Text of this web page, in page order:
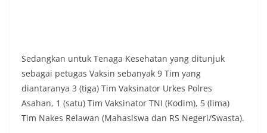
dimanfaatkan sebagai sarana deteksi dini (early
warning) guna mengantisipasi potensi gangguan
keamanan dan ketertiban masyarakat
(Kamtibmas) di lingkungan tempat tinggal warga.
Melalui interaksi langsung tersebut,
Bhabinkamtibmas dapat menghimpun informasi
Sedangkan untuk Tenaga Kesehatan yang ditunjuk
sebagai petugas Vaksin sebanyak 9 Tim yang
diantaranya 3 (tiga) Tim Vaksinator Urkes Polres
Asahan, 1 (satu) Tim Vaksinator TNI (Kodim), 5 (lima)
Tim Nakes Relawan (Mahasiswa dan RS Negeri/Swasta).